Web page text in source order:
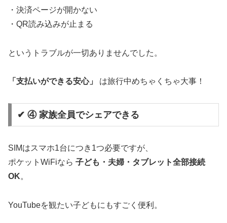
・決済ページが開かない
・QR読み込みが止まる
というトラブルが一切ありませんでした。
「支払いができる安心」 は旅行中めちゃくちゃ大事！
✔ ④ 家族全員でシェアできる
SIMはスマホ1台につき1つ必要ですが、
ポケットWiFiなら 子ども・夫婦・タブレット全部接続
OK。
YouTubeを観たい子どもにもすごく便利。